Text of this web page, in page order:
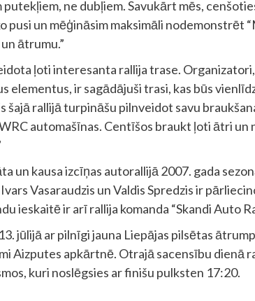
ne dubļiem. Savukārt mēs,
pusi un mēģināsim maksimāli nodemonstrēt
ātrumu.”
ļoti interesanta rallija trase.
elementus, ir sagādājuši trasi, kas būs
šajā rallijā turpināšu pilnveidot savu
automašīnas. Centīšos braukt ļoti ātri un
un kausa izcīņas autorallijā 2007. gada
Vasaraudzis un Valdis Spredzis ir
ieskaitē ir arī rallija komanda “Skandi Auto
jūlijā ar pilnīgi jauna Liepājas pilsētas
Aizputes apkārtnē. Otrajā sacensību dienā
kuri noslēgsies ar finišu pulksten 17:20.